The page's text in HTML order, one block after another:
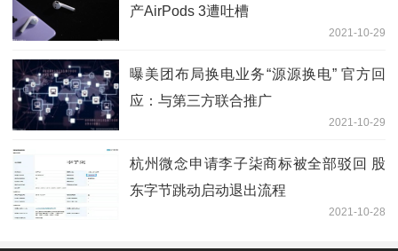
产AirPods 3遭吐槽
2021-10-29
曝美团布局换电业务“源源换电” 官方回
应：与第三方联合推广
2021-10-29
杭州微念申请李子柒商标被全部驳回 股
东字节跳动启动退出流程
2021-10-28